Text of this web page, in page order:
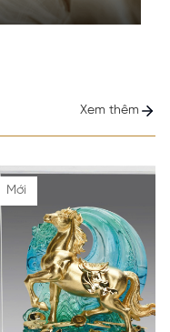
Xem thêm
Mới